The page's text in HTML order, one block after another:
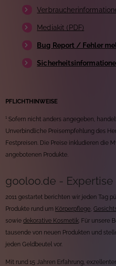
Mediakit (PDF)
Bug Report / Fehler
PFLICHTHINWEISE
¹ Sofern nicht anders angegeben,
Unverbindliche Preisempfehlung des
Festpreisen. Die Preise inkludieren die
angebotenen Produkte.
gooloo.de - Expertise
2011 gestartet berichten wir jeden Tag
Produkte rund um Körperpflege ,
sowiedekorative Kosmetik . Für unsere
tausende von neuen Produkten und
jeden Geldbeutel vor.
Mit rund 15 Jahren Erfahrung,